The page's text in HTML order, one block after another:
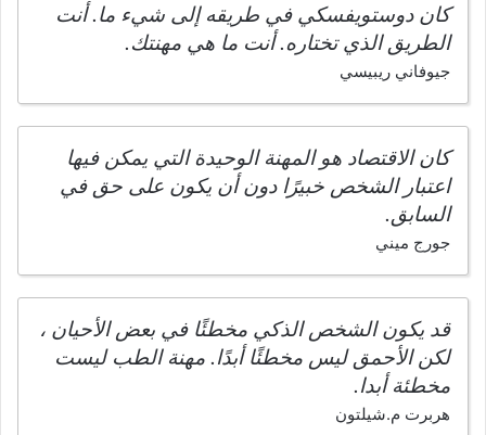
كان دوستويفسكي في طريقه إلى شيء ما. أنت
الطريق الذي تختاره. أنت ما هي مهنتك.
جيوفاني ريبيسي
كان الاقتصاد هو المهنة الوحيدة التي يمكن فيها
اعتبار الشخص خبيرًا دون أن يكون على حق في
السابق.
جورج ميني
قد يكون الشخص الذكي مخطئًا في بعض الأحيان ،
لكن الأحمق ليس مخطئًا أبدًا. مهنة الطب ليست
مخطئة أبدا.
هربرت م.شيلتون